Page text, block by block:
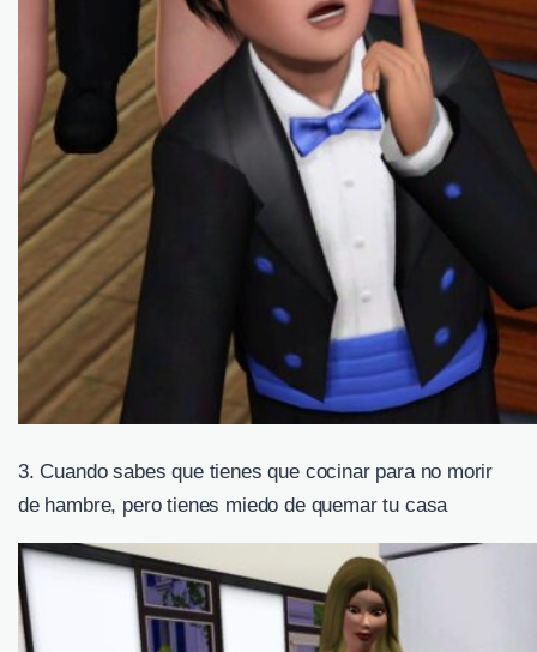
3. Cuando sabes que tienes que cocinar para no morir
de hambre, pero tienes miedo de quemar tu casa